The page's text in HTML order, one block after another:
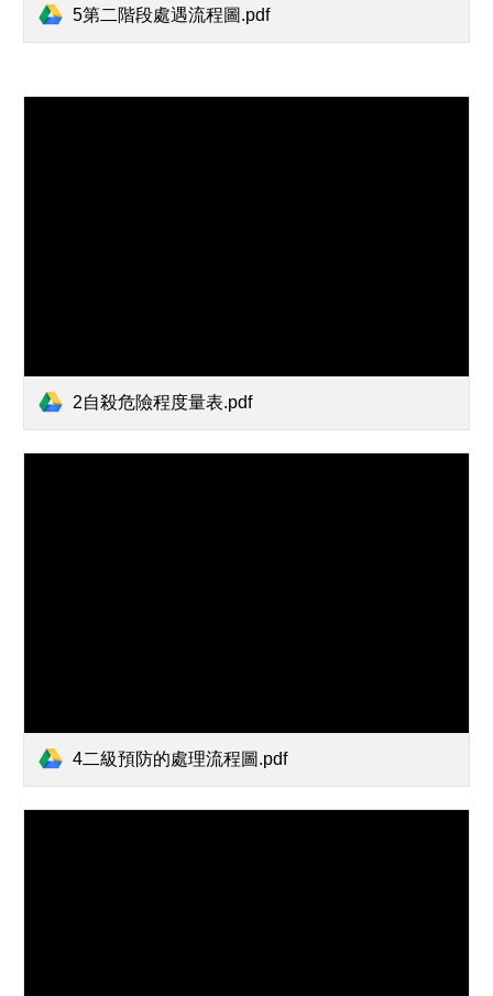
5第二階段處遇流程圖.pdf
2自殺危險程度量表.pdf
4二級預防的處理流程圖.pdf